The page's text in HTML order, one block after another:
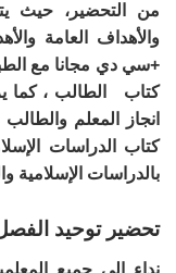
من التحضير، حيث
والأهداف العامة
+سي دي مجانا مع
كتاب الطالب ، كما
انجاز المعلم
كتاب الدراسات
بالدراسات الإسلامية
تحضير توحيد